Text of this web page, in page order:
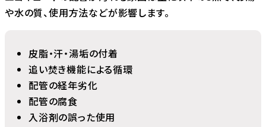
や水の質、使用方法などが影響します。
皮脂・汗・湯垢の付着
追い焚き機能による循環
配管の経年劣化
配管の腐食
入浴剤の誤った使用